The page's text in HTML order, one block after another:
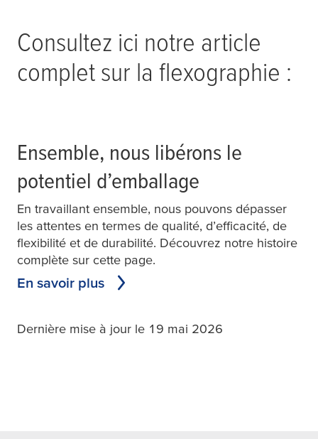
Consultez ici notre article
complet sur la flexographie :
Ensemble, nous libérons le
potentiel d’emballage
En travaillant ensemble, nous pouvons dépasser
les attentes en termes de qualité, d’efficacité, de
flexibilité et de durabilité. Découvrez notre histoire
complète sur cette page.
En savoir plus
Dernière mise à jour le 19 mai 2026